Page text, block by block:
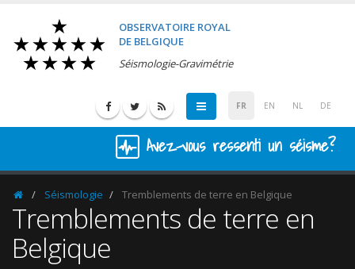
OBSERVATOIRE ROYAL
DE BELGIQUE
Séismologie-Gravimétrie
FR EN NL DE
Avez-vous ressenti un séisme?
HomepageSéismologie Tremblements de terre en Belgique
Tremblements de terre en
Belgique